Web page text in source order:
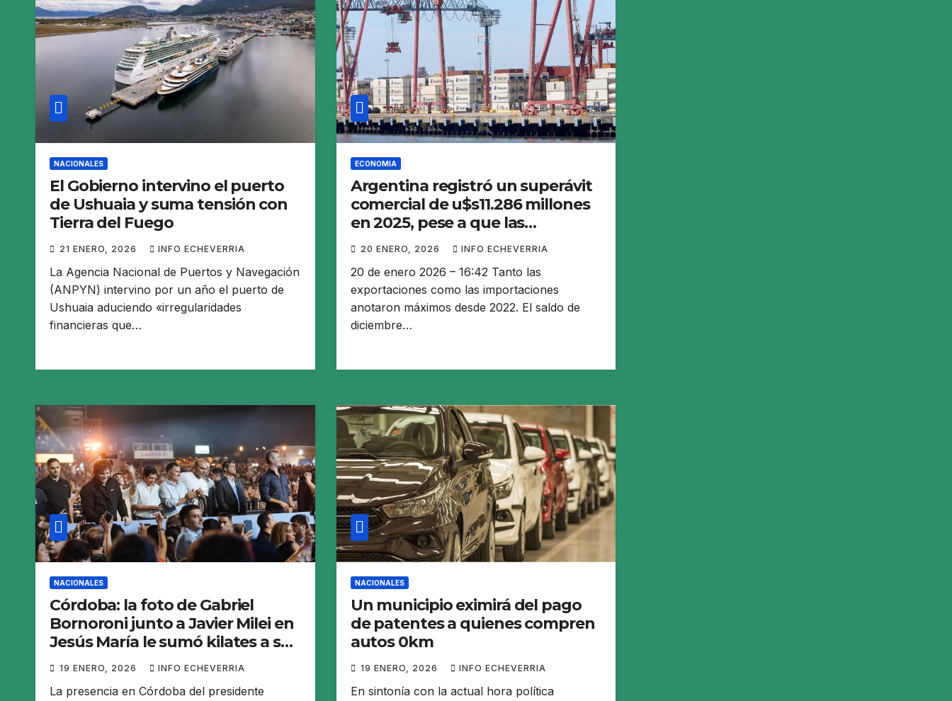
NACIONALES
El Gobierno intervino el puerto
de Ushuaia y suma tensión con
Tierra del Fuego
21 ENERO, 2026 INFO ECHEVERRIA
La Agencia Nacional de Puertos y Navegación
(ANPYN) intervino por un año el puerto de
Ushuaia aduciendo «irregularidades
financieras que…
ECONOMIA
Argentina registró un superávit
comercial de u$s11.286 millones
en 2025, pese a que las
importaciones saltaron 25%
20 ENERO, 2026 INFO ECHEVERRIA
20 de enero 2026 – 16:42 Tanto las
exportaciones como las importaciones
anotaron máximos desde 2022. El saldo de
diciembre…
NACIONALES
Córdoba: la foto de Gabriel
Bornoroni junto a Javier Milei en
Jesús María le sumó kilates a su
candidatura a la gobernación
19 ENERO, 2026 INFO ECHEVERRIA
La presencia en Córdoba del presidente
NACIONALES
Un municipio eximirá del pago
de patentes a quienes compren
autos 0km
19 ENERO, 2026 INFO ECHEVERRIA
En sintonía con la actual hora política